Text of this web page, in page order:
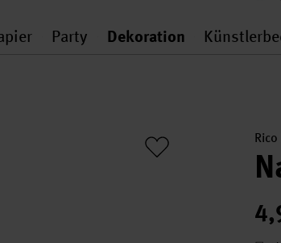
general.openMenu
Papier general.openMenu
Party
Party general.openMenu
Dekoration